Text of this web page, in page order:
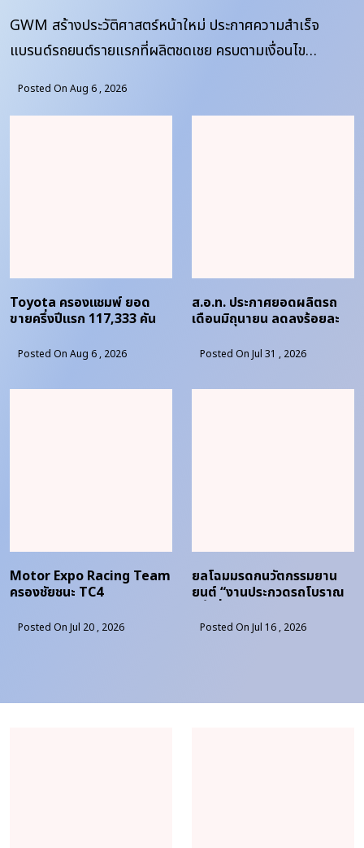
GWM สร้างประวัติศาสตร์หน้าใหม่ ประกาศความสำเร็จ
แบรนด์รถยนต์รายแรกที่ผลิตชดเชย ครบตามเงื่อนไข
Posted On Aug 6 , 2026
Toyota ครองแชมพ์ ยอด
ขายครึ่งปีแรก 117,333 คัน
Posted On Aug 6 , 2026
ส.อ.ท. ประกาศยอดผลิตรถ
เดือนมิถุนายน ลดลงร้อยละ
Posted On Jul 31 , 2026
Motor Expo Racing Team
ครองชัยชนะ TC4
Posted On Jul 20 , 2026
ยลโฉมมรดกนวัตกรรมยาน
ยนต์ “งานประกวดรถโบราณ
Posted On Jul 16 , 2026